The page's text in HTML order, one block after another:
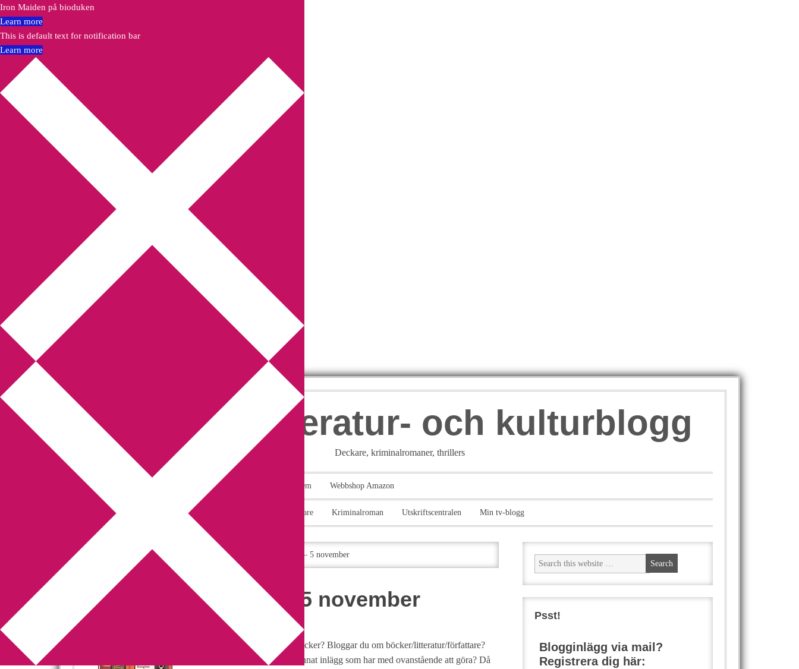
Annikas litteratur- och kulturblogg
Deckare, kriminalromaner, thrillers
Författarfemman Om Webbshop Amazon
Gästinlägg Bokbloggsjerka Deckare Kriminalroman Utskriftscentralen Min tv-blogg
You are here:Home Bokbloggsjerka Bokbloggsjerka 2 – 5 november
Bokbloggsjerka 2 – 5 november
46 Comments
Har du ett genuint intresse för böcker? Bloggar du om böcker/litteratur/författare?
Eller skriver du kanske ett och annat inlägg som har med ovanstående att göra? Då
Psst!
Blogginlägg via mail?
Registrera dig här:
Iron Maiden på bioduken
Learn more
This is default text for notification bar
Learn more